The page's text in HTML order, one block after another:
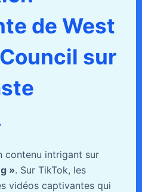
de West
sur
contenu intrigant sur
». Sur TikTok, les
vidéos captivantes qui